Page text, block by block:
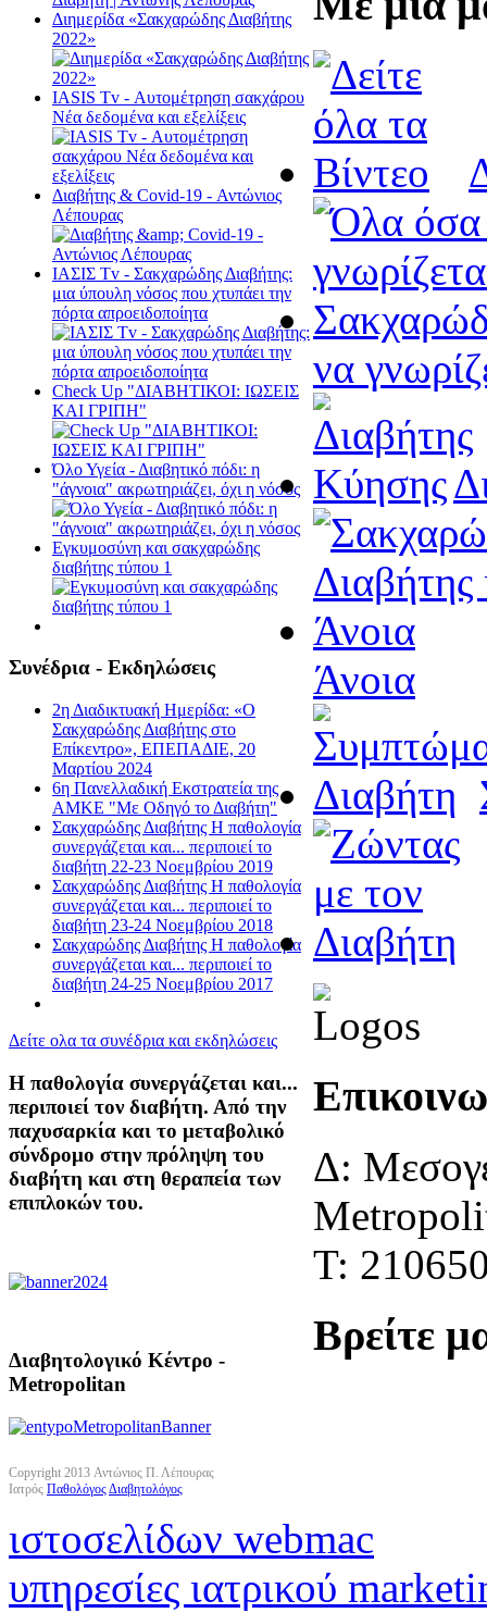
Διημερίδα «Σακχαρώδης Διαβήτης
2022»
ΙΑSΙS Tv - Αυτομέτρηση σακχάρου
Νέα δεδομένα και εξελίξεις
Διαβήτης & Cοvid-19 - Αντώνιος
Λέπουρας
ΙΑΣΙΣ Tv - Σακχαρώδης Διαβήτης:
μια ύπουλη νόσος που χτυπάει την
πόρτα απροειδοποίητα
Check Up "ΔΙΑΒΗΤΙΚΟΙ: ΙΩΣΕΙΣ
ΚΑΙ ΓΡΙΠΗ"
Όλο Υγεία - Διαβητικό πόδι: η
"άγνοια" ακρωτηριάζει, όχι η νόσος
Εγκυμοσύνη και σακχαρώδης
διαβήτης τύπου 1
Συνέδρια - Εκδηλώσεις
2η Διαδικτυακή Ημερίδα: «Ο
Σακχαρώδης Διαβήτης στο
Επίκεντρο», ΕΠΕΠΑΔΙΕ, 20
Μαρτίου 2024
6η Πανελλαδική Εκστρατεία της
ΑΜΚΕ "Με Οδηγό το Διαβήτη"
Σακχαρώδης Διαβήτης Η παθολογία
συνεργάζεται και... περιποιεί το
διαβήτη 22-23 Νοεμβρίου 2019
Σακχαρώδης Διαβήτης Η παθολογία
συνεργάζεται και... περιποιεί το
διαβήτη 23-24 Νοεμβρίου 2018
Σακχαρώδης Διαβήτης Η παθολογία
συνεργάζεται και... περιποιεί το
διαβήτη 24-25 Νοεμβρίου 2017
Δείτε ολα τα συνέδρια και εκδηλώσεις
Η παθολογία συνεργάζεται και...
περιποιεί τον διαβήτη. Από την
παχυσαρκία και το μεταβολικό
σύνδρομο στην πρόληψη του
διαβήτη και στη θεραπεία των
επιπλοκών του.
Διαβητολογικό Κέντρο -
Metropolitan
να
Άνοια
Δ:
Τ:
Βρείτε
Copyright 2013 Αντώνιος Π. Λέπουρας
Ιατρός ΠαθολόγοςΔιαβητολόγος
ιστοσελίδων webmac
υπηρεσίες ιατρικού